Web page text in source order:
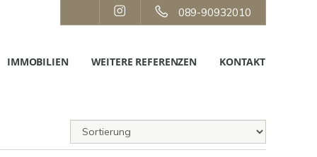
089-90932010
IMMOBILIEN WEITERE REFERENZEN KONTAKT